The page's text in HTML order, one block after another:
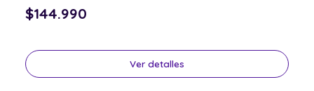
$144.990
Ver detalles